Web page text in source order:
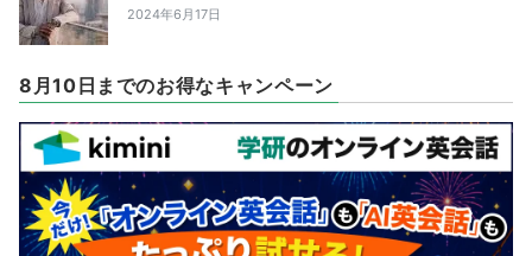
2024年6月17日
8月10日までのお得なキャンペーン